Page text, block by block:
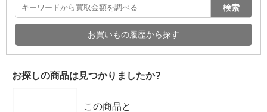
検索
お買いもの履歴から探す
お探しの商品は見つかりましたか?
この商品と